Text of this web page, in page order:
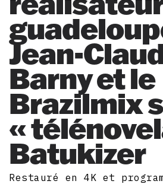
Jean-
Barny et le
Brazilmix
«
Batukizer
Restauré en 4K et